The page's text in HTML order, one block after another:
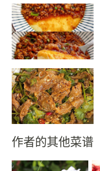
作者的其他菜谱